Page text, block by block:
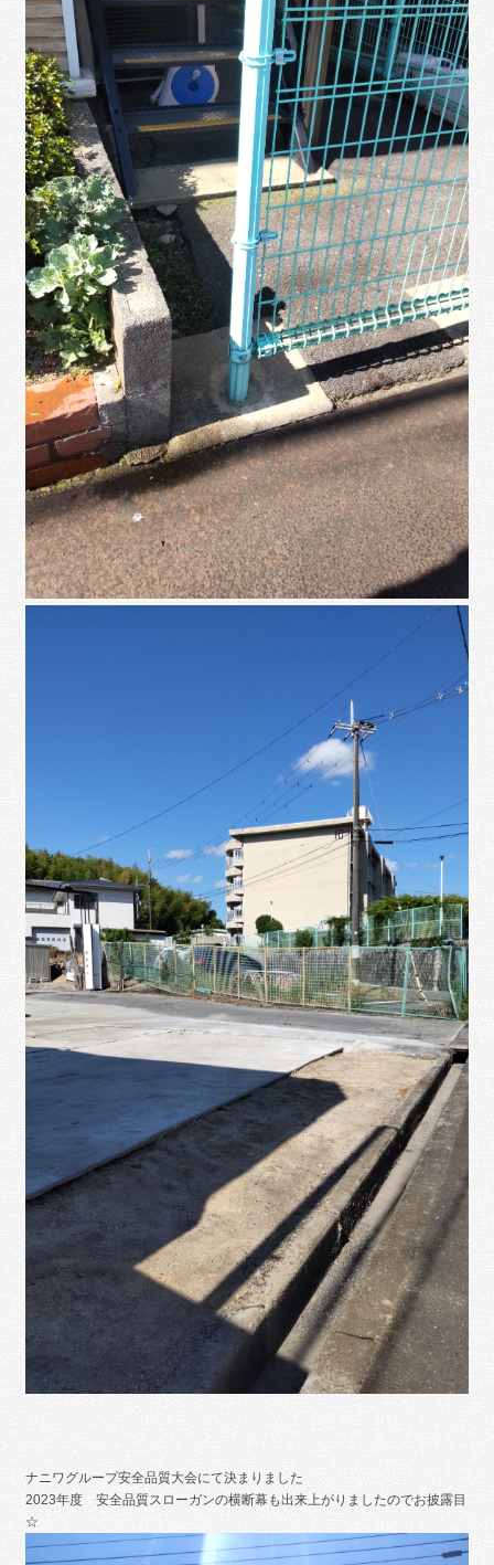
ナニワグループ安全品質大会にて決まりました
2023年度 安全品質スローガンの横断幕も出来上がりましたのでお披露目
☆